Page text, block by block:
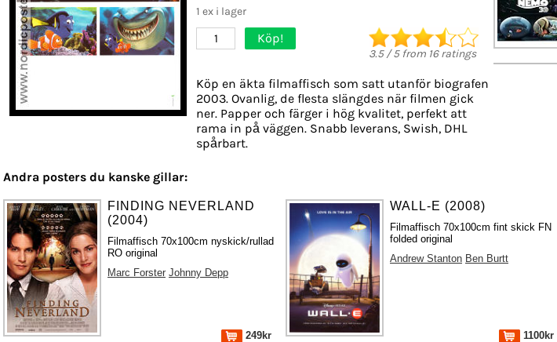
1 ex i lager
1 Köp!
3.5/5from 16ratings
Köp en äkta filmaffisch som satt utanför biografen
2003. Ovanlig, de flesta slängdes när filmen gick
ner. Papper och färger i hög kvalitet, perfekt att
rama in på väggen. Snabb leverans, Swish, DHL
spårbart.
Andra posters du kanske gillar:
FINDING NEVERLAND
(2004)
Filmaffisch 70x100cm nyskick/rullad
RO original
Marc Forster Johnny Depp
249kr
WALL-E (2008)
Filmaffisch 70x100cm fint skick FN
folded original
Andrew Stanton Ben Burtt
1100kr